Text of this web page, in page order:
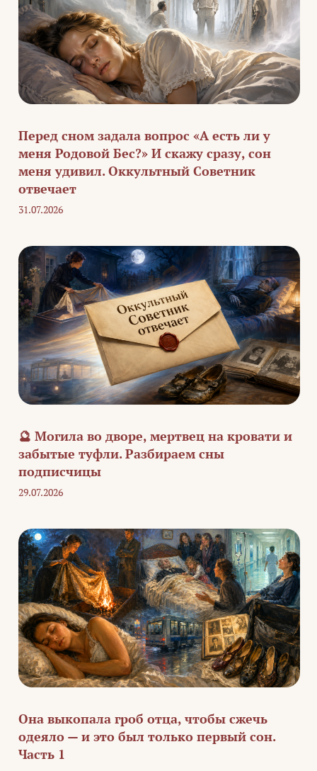
Перед сном задала вопрос «А есть ли у
меня Родовой Бес?» И скажу сразу, сон
меня удивил. Оккультный Советник
отвечает
31.07.2026
🔮 Могила во дворе, мертвец на кровати и
забытые туфли. Разбираем сны
подписчицы
29.07.2026
Она выкопала гроб отца, чтобы сжечь
одеяло — и это был только первый сон.
Часть 1